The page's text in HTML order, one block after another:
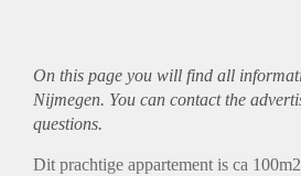
On this page you will find all
Nijmegen. You can contact the
questions.
Dit prachtige appartement is ca